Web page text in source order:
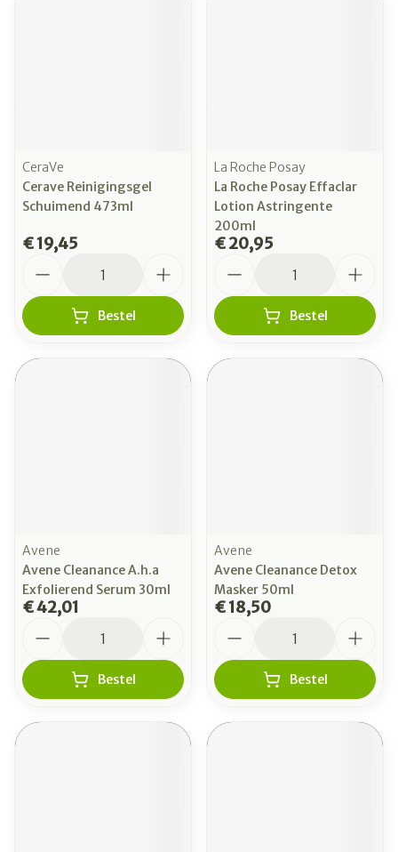
CeraVe
Cerave Reinigingsgel
Schuimend 473ml
€ 19,45
Bestel
La Roche Posay
La Roche Posay Effaclar
Lotion Astringente
200ml
€ 20,95
Bestel
Avene
Avene Cleanance A.h.a
Exfolierend Serum 30ml
€ 42,01
Bestel
Avene
Avene Cleanance Detox
Masker 50ml
€ 18,50
Bestel